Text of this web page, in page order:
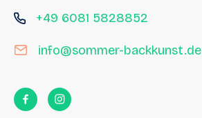
+49 6081 5828852
info@sommer-backkunst.de